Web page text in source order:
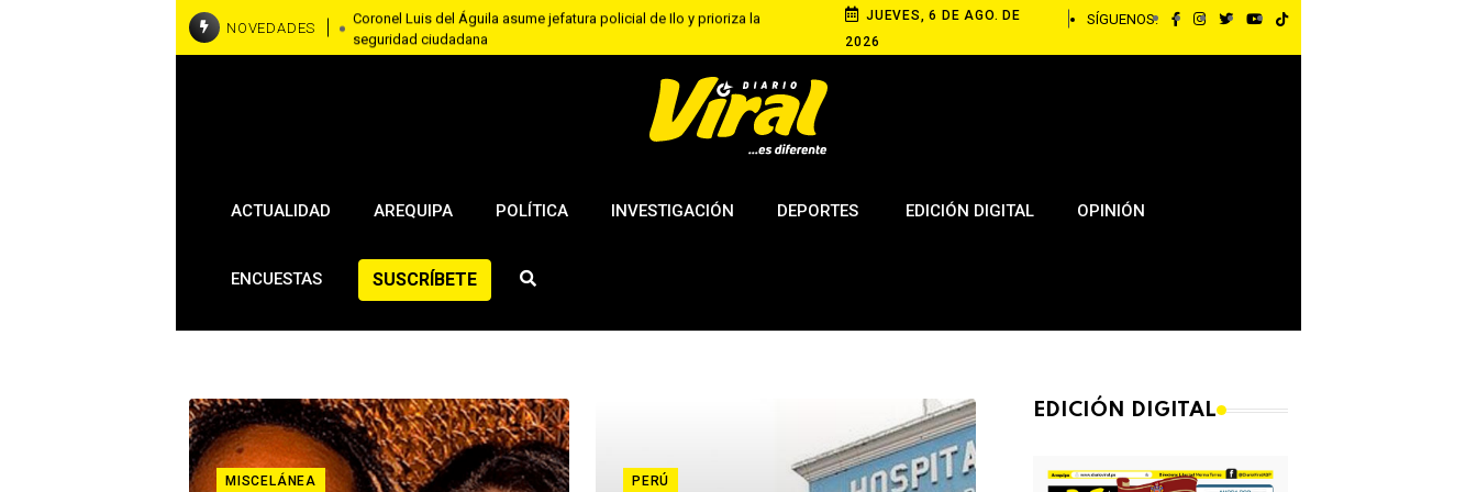
NOVEDADES
Coronel Luis del Águila asume jefatura policial de Ilo y prioriza la
seguridad ciudadana
Brasil y Estados Unidos elevan tensión diplomática tras retiro de visa a
JUEVES, 6 DE AGO. DE
2026
SÍGUENOS:
ACTUALIDAD AREQUIPA POLÍTICA INVESTIGACIÓN DEPORTES EDICIÓN DIGITAL OPINIÓN
ENCUESTAS SUSCRÍBETE
MISCELÁNEA PERÚ
EDICIÓN DIGITAL